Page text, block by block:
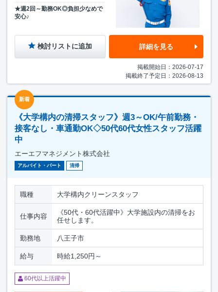
★週2回～勤務OK◎負担少なめで
安心♪
検討リストに追加 詳細を見る
掲載開始日：2026-07-17
掲載終了予定日：2026-08-13
新着
《大学構内の清掃スタッフ》週3～OK/午前勤務・
接客なし・車通勤OK◇50代60代女性スタッフ活躍
中
エーエフマネジメント株式会社
アルバイト・パート 清掃
職種 大学構内クリーンスタッフ
仕事内容
《50代・60代活躍中》大学施設内の清掃をお
任せします。
勤務地 八王子市
給与 時給1,250円～
60代以上活躍中